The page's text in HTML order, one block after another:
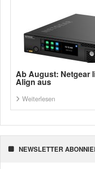
Ab August: Netgear
Align aus
Weiterlesen
NEWSLETTER